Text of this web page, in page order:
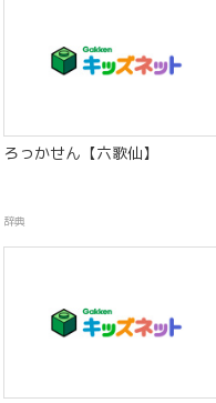
ろっかせん【六歌仙】
辞典